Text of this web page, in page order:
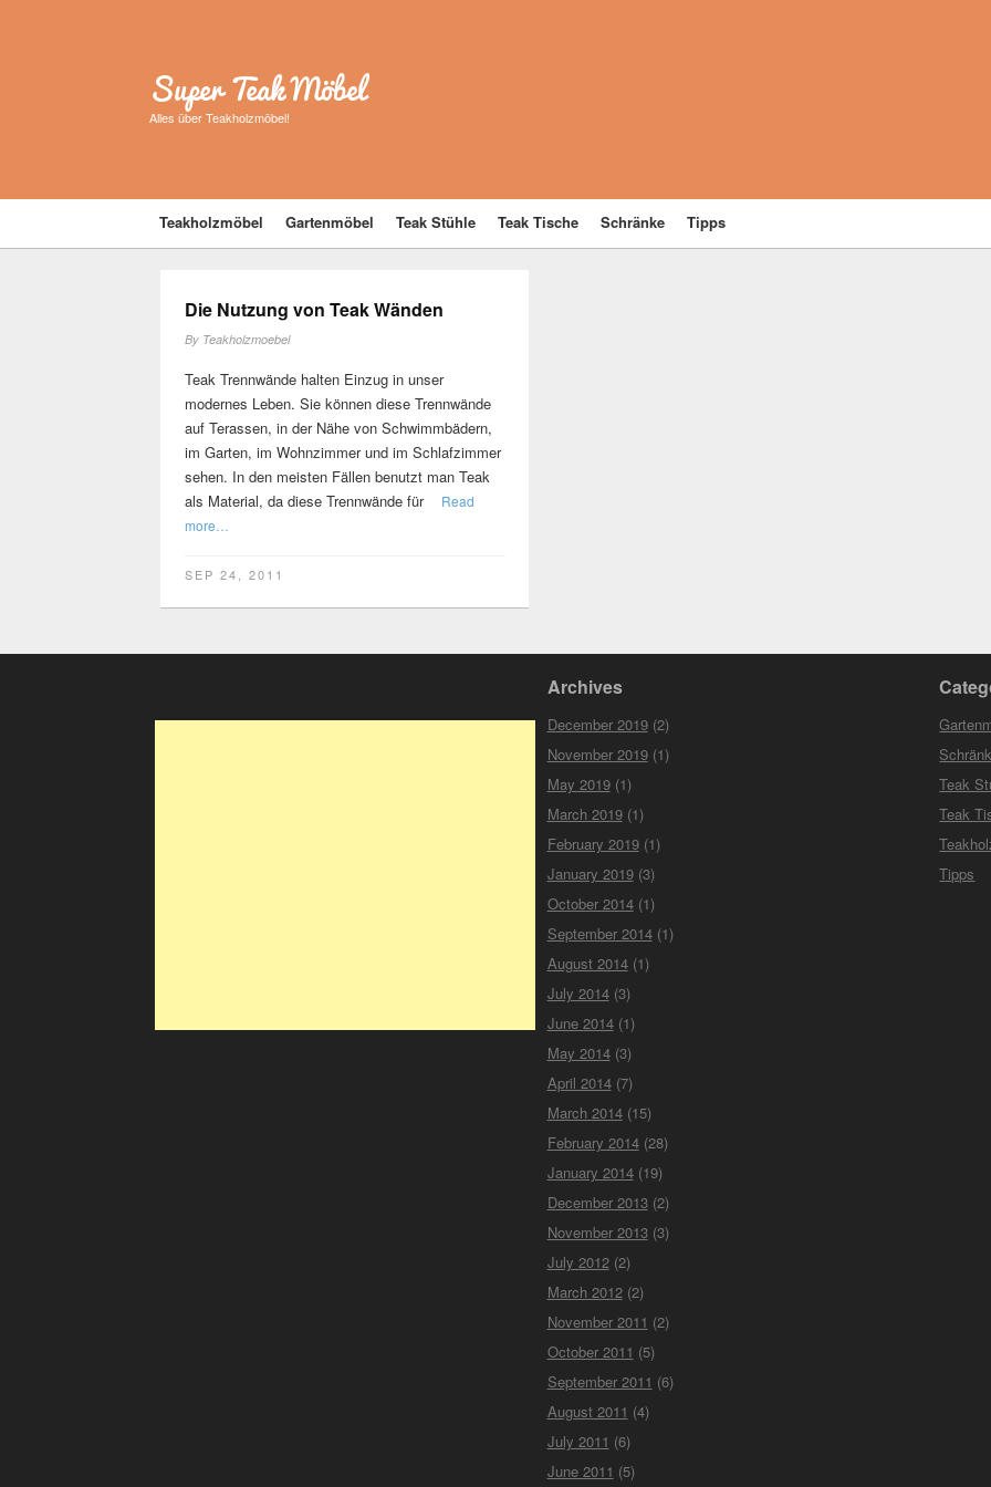
Super Teak Möbel
Alles über Teakholzmöbel!
Teakholzmöbel Gartenmöbel Teak Stühle Teak Tische Schränke Tipps
Die Nutzung von Teak Wänden
By Teakholzmoebel
Teak Trennwände halten Einzug in unser
modernes Leben. Sie können diese Trennwände
auf Terassen, in der Nähe von Schwimmbädern,
im Garten, im Wohnzimmer und im Schlafzimmer
sehen. In den meisten Fällen benutzt man Teak
als Material, da diese Trennwände für
Read
more…
SEP 24, 2011
Archives
December 2019(2)
November 2019(1)
May 2019(1)
March 2019(1)
February 2019(1)
January 2019(3)
October 2014(1)
September 2014(1)
August 2014(1)
July 2014(3)
June 2014(1)
May 2014(3)
April 2014(7)
March 2014(15)
February 2014(28)
January 2014(19)
December 2013(2)
November 2013(3)
July 2012(2)
March 2012(2)
November 2011 (2)
October 2011 (5)
September 2011 (6)
August 2011 (4)
July 2011 (6)
June 2011 (5)
Teak
Teak
Tipps